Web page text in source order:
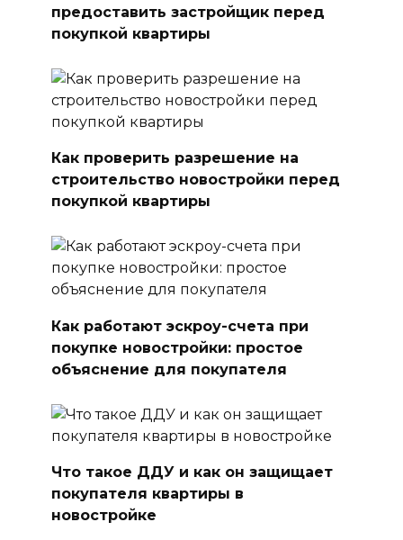
предоставить застройщик перед
покупкой квартиры
Как проверить разрешение на
строительство новостройки перед
покупкой квартиры
Как работают эскроу-счета при
покупке новостройки: простое
объяснение для покупателя
Что такое ДДУ и как он защищает
покупателя квартиры в
новостройке